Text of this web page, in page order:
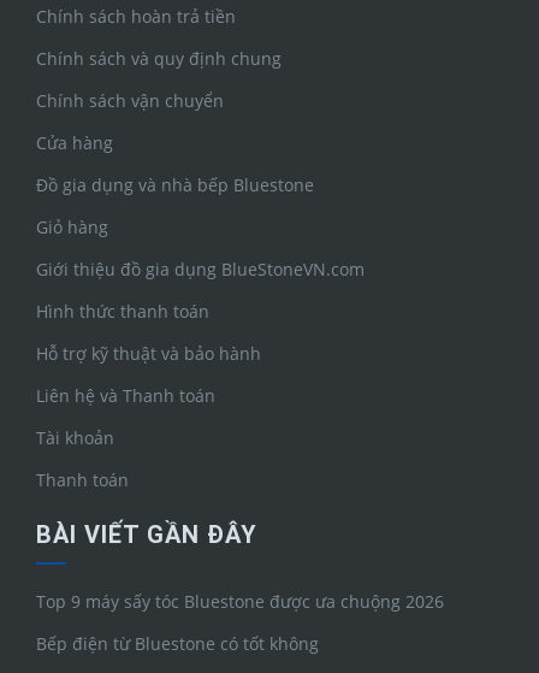
Chính sách hoàn trả tiền
Chính sách và quy định chung
Chính sách vận chuyển
Cửa hàng
Đồ gia dụng và nhà bếp Bluestone
Giỏ hàng
Giới thiệu đồ gia dụng BlueStoneVN.com
Hình thức thanh toán
Hỗ trợ kỹ thuật và bảo hành
Liên hệ và Thanh toán
Tài khoản
Thanh toán
BÀI VIẾT GẦN ĐÂY
Top 9 máy sấy tóc Bluestone được ưa chuộng 2026
Bếp điện từ Bluestone có tốt không